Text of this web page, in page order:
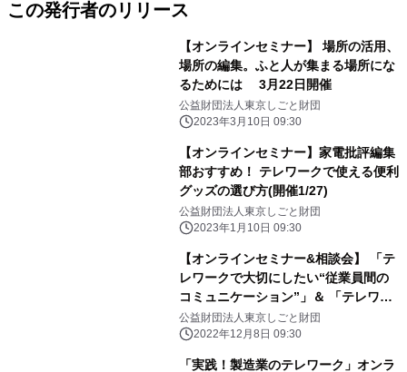
この発行者のリリース
【オンラインセミナー】 場所の活用、
場所の編集。ふと人が集まる場所にな
るためには 3月22日開催
公益財団法人東京しごと財団
2023年3月10日 09:30
【オンラインセミナー】家電批評編集
部おすすめ！ テレワークで使える便利
グッズの選び方(開催1/27)
公益財団法人東京しごと財団
2023年1月10日 09:30
【オンラインセミナー&相談会】 「テ
レワークで大切にしたい“従業員間の
コミュニケーション”」＆ 「テレワー
クの悩みを解決！コミュニケーション
ツール相談会」 (開催12/21)
公益財団法人東京しごと財団
2022年12月8日 09:30
「実践！製造業のテレワーク」オンラ